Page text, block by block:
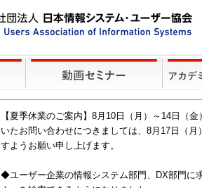
【夏季休業のご案内】8月10日（月）～14日（
いたお問い合わせにつきましては、8月17日（
すようお願い申し上げます。
◆ユーザー企業の情報システム部門、DX部門に